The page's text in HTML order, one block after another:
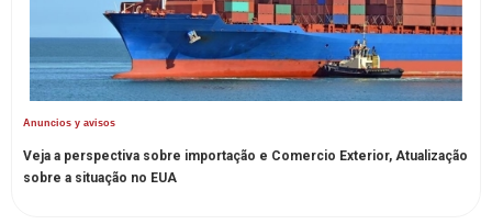
Anuncios y avisos
Veja a perspectiva sobre importação e Comercio Exterior, Atualização
sobre a situação no EUA